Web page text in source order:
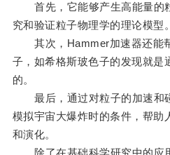
首先，它能够产生高能量的
究和验证粒子物理学的理论模型。
其次，Hammer加速器还能
子，如希格斯玻色子的发现就是
的。
最后，通过对粒子的加速和
模拟宇宙大爆炸时的条件，帮助
和演化。